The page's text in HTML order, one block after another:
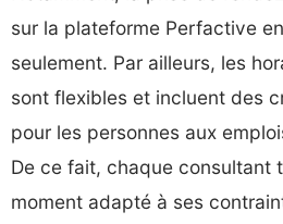
sur la plateforme Perfactive
seulement. Par ailleurs, les
sont flexibles et incluent des
pour les personnes aux
De ce fait, chaque consultant
moment adapté à ses